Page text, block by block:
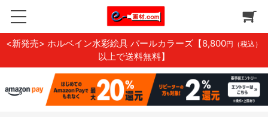
<新発売> ホルベイン水彩絵具 パールカラーズ 【8,800円（税込）
以上で送料無料】